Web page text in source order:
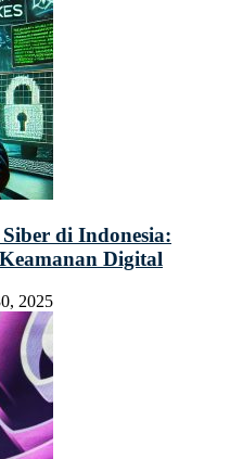
di Indonesia:
Digital
2025